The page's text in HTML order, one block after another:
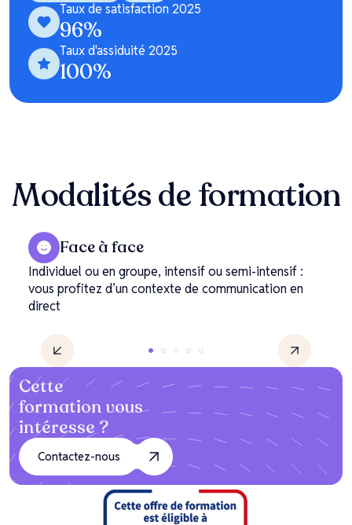
Taux de satisfaction 2025
96%
Taux d'assiduité 2025
100%
Modalitésde formation
Face à face
Individuel ou en groupe, intensif ou semi-intensif :
vous profitez d’un contexte de communication en
direct
Cette
formation vous
intéresse ?
Contactez-nous